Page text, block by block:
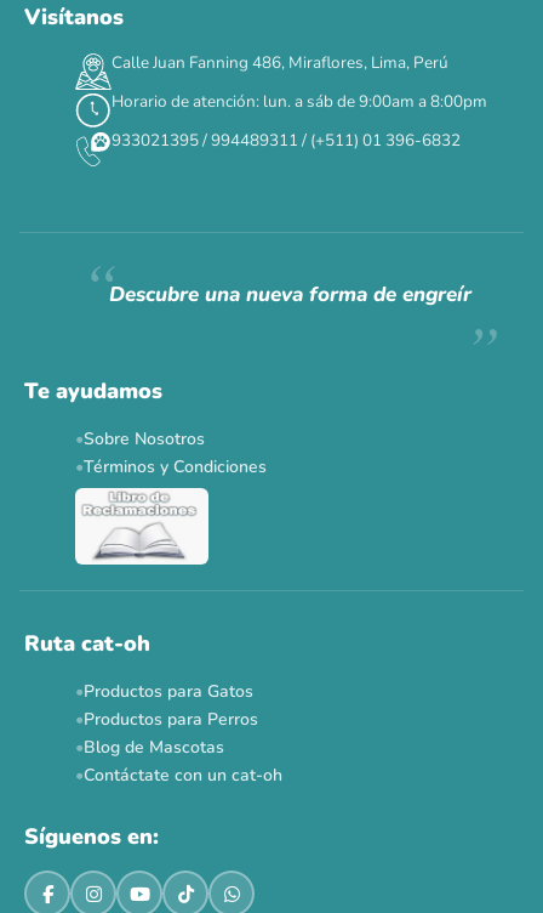
DÍAS HORAS MIN SEG
✕
Siempre fuimosraros.
Ver todas las promos 🐾
Visítanos
Calle Juan Fanning 486, Miraflores, Lima, Perú
Horario de atención: lun. a sáb de 9:00am a 8:00pm
933021395 / 994489311 / (+511) 01 396-6832
Descubre una nueva forma de engreír
Te ayudamos
Sobre Nosotros
Términos y Condiciones
Ruta cat-oh
Productos para Gatos
Productos para Perros
Blog de Mascotas
Contáctate con un cat-oh
Síguenos en: